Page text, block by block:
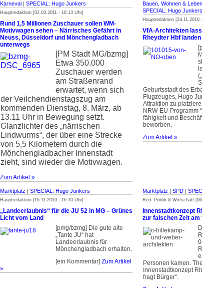
Karneval | SPECIAL: Hugo Junkers
Hauptredaktion [02.03.2011 - 16:13 Uhr]
Rund 1,5 Millionen Zuschauer sollen WM-
Motivwagen sehen – Närrisches Gefährt in
Neuss, Düsseldorf und Mönchengladbach
unterwegs
[PM Stadt MG/bzmg]
Etwa 350.000
Zuschauer werden
am Straßenrand
erwartet, wenn sich
der Veilchendienstagszug am
kommenden Dienstag, 8. März, ab
13.11 Uhr in Bewegung setzt.
Glanzlichter des „närrischen
Lindwurms“, der über eine Strecke
von 5,5 Kilometern durch die
Mönchengladbacher Innenstadt
zieht, sind wieder die Motivwagen.
Zum Artikel »
Bauen, Wohnen & Leben
SPECIAL: Hugo Junkers
Hauptredaktion [24.11.2010
VfA-Architekten
Rheydter Hbf landen
Geburtsstadt des
Flug­zeuges, Hugo
Attraktion zu
NRW-EU-Programm
fähigkeit und
beworben.
Zum Artikel »
Marktplatz | SPECIAL: Hugo Junkers
Hauptredaktion [16.11.2010 - 16:10 Uhr]
„Landeerlaubnis“ für die JU 52 in MG – Grünes
Licht vom Land
[pmg/bzmg] Die gute alte
„Tante JU“ hat
Landeerlaubnis für
Mönchengladbach erhalten.
[ein Kommentar] Zum Artikel
»
Marktplatz | SPD |
Red. Politik & Wirtschaft
Innenstadtkonzept
zur falschen Zeit am
Personen kamen.
Innenstadtkonzept
fragt Bürger“.